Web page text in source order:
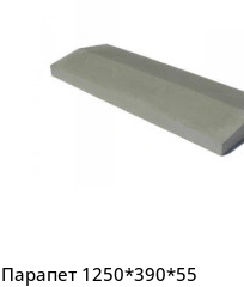
Парапет 1250*390*55